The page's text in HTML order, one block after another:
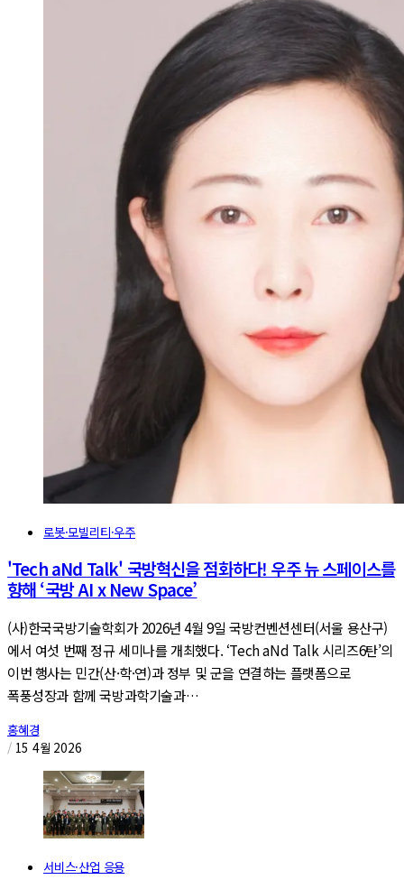
로봇·모빌리티·우주
'Tech aNd Talk' 국방혁신을 점화하다! 우주 뉴 스페이스를
향해 ‘국방 AI x New Space’
(사)한국국방기술학회가 2026년 4월 9일 국방컨벤션센터(서울 용산구)
에서 여섯 번째 정규 세미나를 개최했다. ‘Tech aNd Talk 시리즈6탄’의
이번 행사는 민간(산·학·연)과 정부 및 군을 연결하는 플랫폼으로
폭풍성장과 함께 국방과학기술과…
홍혜경
/ 15 4월 2026
서비스·산업 응용